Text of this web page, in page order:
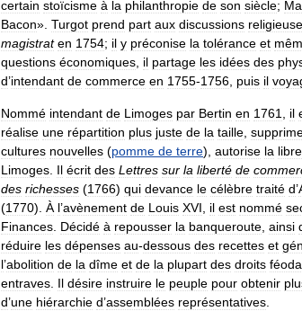
certain stoïcisme à la philanthropie de son siècle;
Bacon». Turgot prend part aux discussions
magistrat en 1754; il y préconise la tolérance et
questions économiques il partage les idées des
d’intendant de commerce en 1755-1756 puis il
Nommé intendant de Limoges par Bertin en 1761 il
réalise une répartition plus juste de la taille
cultures nouvelles (pomme de terre), autorise la libre
Limoges Il écrit des Lettres sur la liberté de
des richesses (1766) qui devance le célèbre traité d’
(1770). À l’avènement de Louis XVI il est nommé
Finances Décidé à repousser la banqueroute ainsi
réduire les dépenses au-dessous des recettes et
l’abolition de la dîme et de la plupart des droits
entraves Il désire instruire le peuple pour obtenir
d’une hiérarchie d’assemblées représentatives